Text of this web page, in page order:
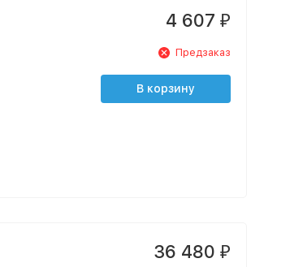
4 607 ₽
Предзаказ
В корзину
36 480 ₽